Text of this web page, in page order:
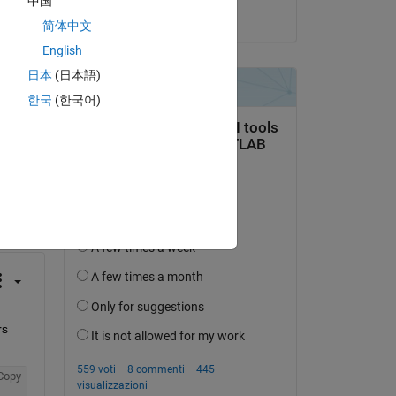
简体中文
English
日本 (日本語)
한국 (한국어)